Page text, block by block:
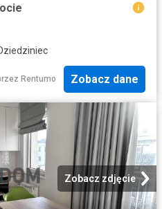
Rentumo Zobacz dane
Zobacz zdjęcie